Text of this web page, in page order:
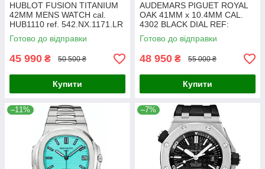
HUBLOT FUSION TITANIUM
42MM MENS WATCH cal.
HUB1110 ref. 542.NX.1171.LR
Готово до відправки
45 990 ₴ 50 500 ₴
Купити
AUDEMARS PIGUET ROYAL
OAK 41MM x 10.4MM CAL.
4302 BLACK DIAL REF:
15500ST.OO.1220ST.03. VIP
Готово до відправки
48 950 ₴ 55 000 ₴
Купити
–11% –7%